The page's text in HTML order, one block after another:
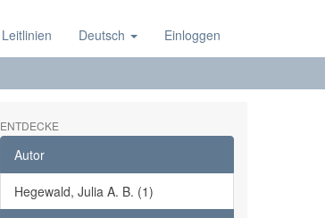
Leitlinien Deutsch Einloggen
ENTDECKE
Autor
Hegewald, Julia A. B. (1)